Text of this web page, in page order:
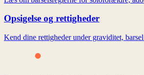
Opsigelse og rettigheder
Kend dine rettigheder under graviditet,